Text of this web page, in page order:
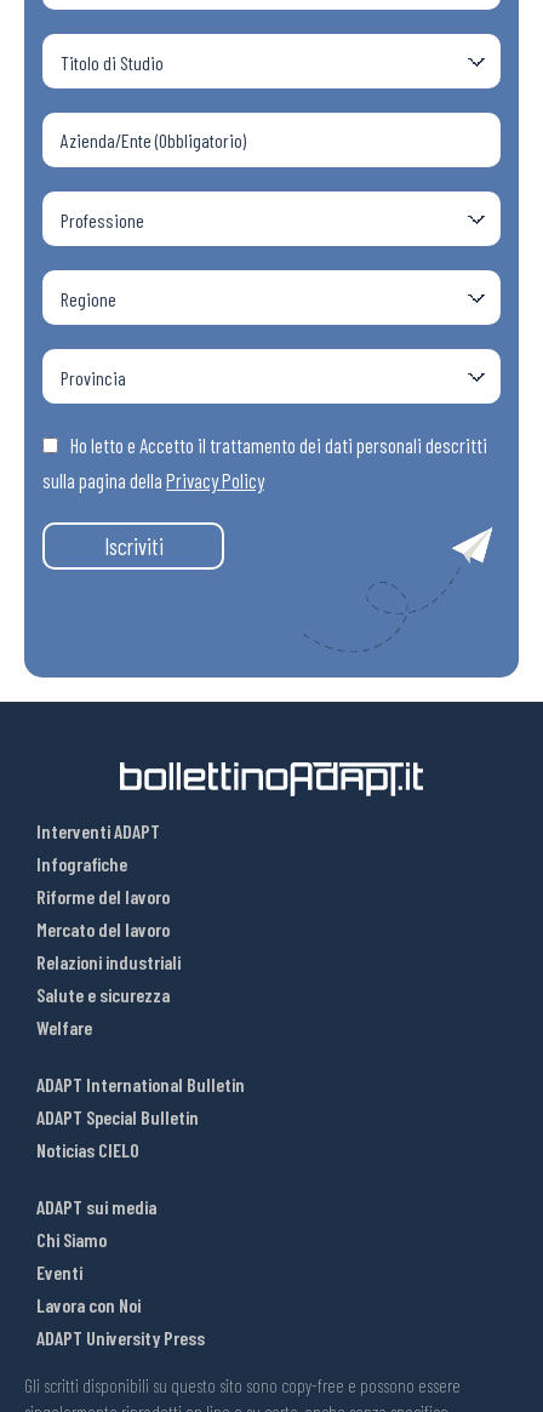
Ho letto e Accetto il trattamento dei dati personali descritti
sulla pagina della Privacy Policy
Iscriviti
Interventi ADAPT
Infografiche
Riforme del lavoro
Mercato del lavoro
Relazioni industriali
Salute e sicurezza
Welfare
ADAPT International Bulletin
ADAPT Special Bulletin
Noticias CIELO
ADAPT sui media
Chi Siamo
Eventi
Lavora con Noi
ADAPT University Press
Gli scritti disponibili su questo sito sono copy-free e possono essere